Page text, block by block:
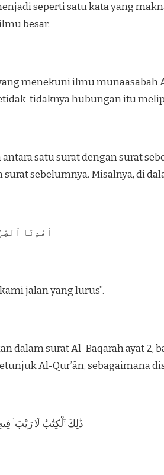
seperti satu kata yang
besar.
menekuni ilmu munaasabah
tidaknya hubungan itu
antara satu surat dengan surat
sebelumnya. Misalnya, di
ٱهْدِنَا
jalan yang lurus”.
dalam surat Al-Baqarah ayat 2,
Al-Qur’ân, sebagaimana
ذَٰلِكَ ٱلْكِتَٰبُ لَا رَيْبَ